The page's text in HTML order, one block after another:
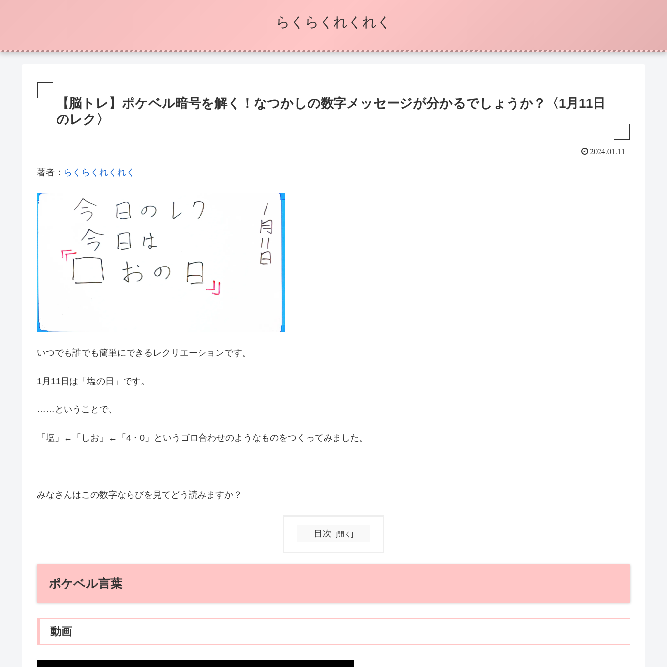
らくらくれくれく
【脳トレ】ポケベル暗号を解く！なつかしの数字メッセージが分かるでしょうか？〈1月11日
のレク〉
2024.01.11
著者： らくらくれくれく
いつでも誰でも簡単にできるレクリエーションです。
1月11日は「塩の日」です。
……ということで、
「塩」←「しお」←「4・0」というゴロ合わせのようなものをつくってみました。
みなさんはこの数字ならびを見てどう読みますか？
目次
ポケベル言葉
動画